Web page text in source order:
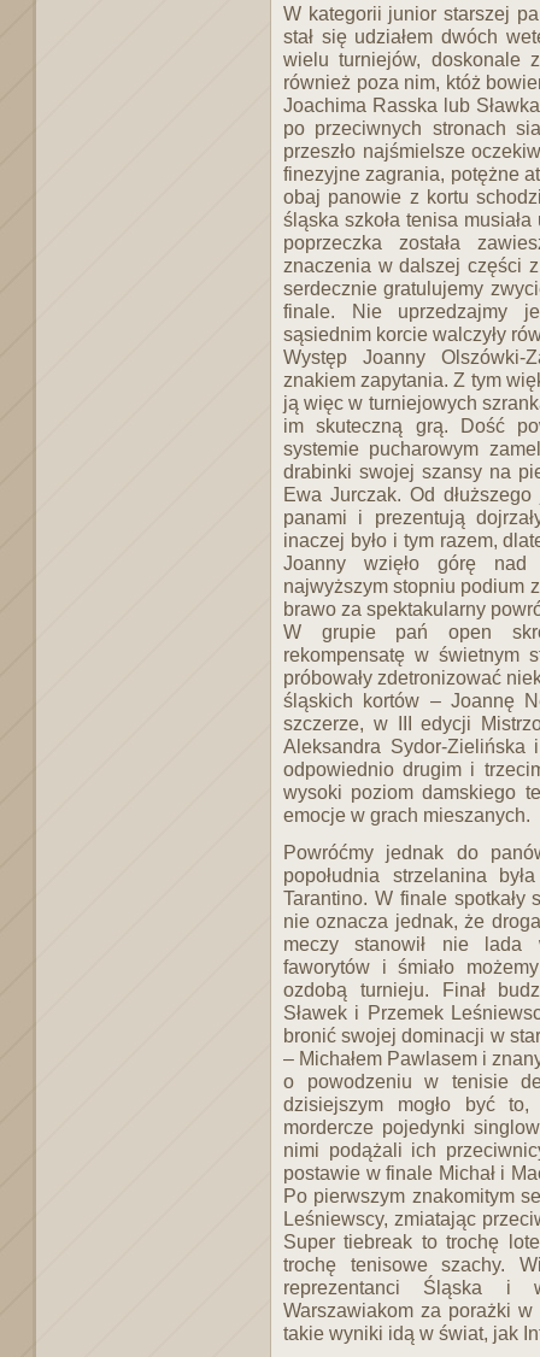
W kategorii junior starszej
stał się udziałem dwóch
wielu turniejów, doskonale
również poza nim, któż
Joachima Rasska lub
po przeciwnych stronach
przeszło najśmielsze
finezyjne zagrania, potężne
obaj panowie z kortu
śląska szkoła tenisa
poprzeczka została
znaczenia w dalszej części
serdecznie gratulujemy
finale. Nie uprzedzajmy
sąsiednim korcie walczyły
Występ Joanny
znakiem zapytania. Z tym
ją więc w turniejowych
im skuteczną grą. Dość
systemie pucharowym
drabinki swojej szansy na
Ewa Jurczak. Od
panami i prezentują
inaczej było i tym razem,
Joanny wzięło górę nad
najwyższym stopniu podium
brawo za spektakularny
W grupie pań open
rekompensatę w świetnym
próbowały zdetronizować
śląskich kortów – Joannę
szczerze, w III edycji
Aleksandra Sydor-Zielińska
odpowiednio drugim i
wysoki poziom damskiego
emocje w grach mieszanych.
Powróćmy jednak do
popołudnia strzelanina
Tarantino. W finale
nie oznacza jednak, że
meczy stanowił nie lada
faworytów i śmiało
ozdobą turnieju. Finał
Sławek i Przemek
bronić swojej dominacji w
– Michałem Pawlasem i
o powodzeniu w tenisie
dzisiejszym mogło być
mordercze pojedynki
nimi podążali ich
postawie w finale Michał i
Po pierwszym znakomitym
Leśniewscy, zmiatając
Super tiebreak to trochę
trochę tenisowe szachy.
reprezentanci Śląska i
Warszawiakom za porażki
takie wyniki idą w świat, jak